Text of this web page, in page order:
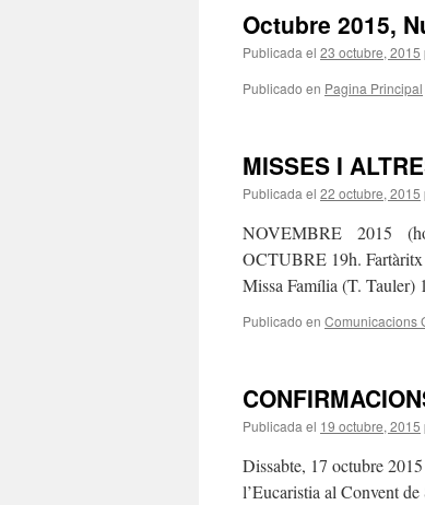
Octubre 2015,
Publicada el 23 octubre, 2015
Publicado en Pagina Principal
MISSES I
Publicada el 22 octubre, 2015
NOVEMBRE 2015
OCTUBRE 19h. Fartàritx
Missa Família (T. Tauler)
Publicado en Comunicacions
Publicada el 19 octubre, 2015
Dissabte, 17 octubre
l’Eucaristia al Convent